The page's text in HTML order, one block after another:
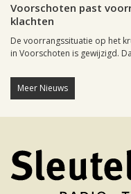
Voorschoten past
klachten
De voorrangssituatie op het
in Voorschoten is gewijzigd.
Meer Nieuws